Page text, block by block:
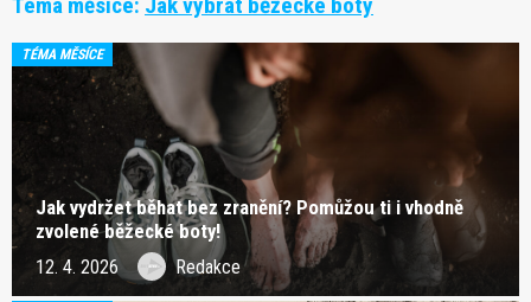
TÉMA MĚSÍCE
Jak vydržet běhat bez zranění? Pomůžou ti i vhodně
zvolené běžecké boty!
12. 4. 2026 Redakce